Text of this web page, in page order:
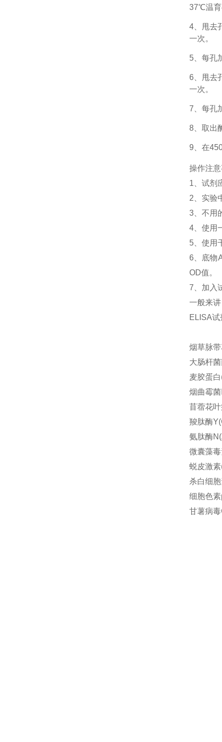
37℃温育
4、甩去
一次。
5、每孔
6、甩去
一次。
7、每孔
8、取出
9、在
操作注
1、 试剂
2、 实验
3、 不用
4、 使用
5、 使用
6、
底物
OD值。
7、加入
一般来
ELISA
烟草脉
大肠杆
麦胶蛋
烟曲霉
苜蓿花
羧肽酶
氨肽酶
微囊藻
蜕皮激
杀白细
细胞色
甘薯病